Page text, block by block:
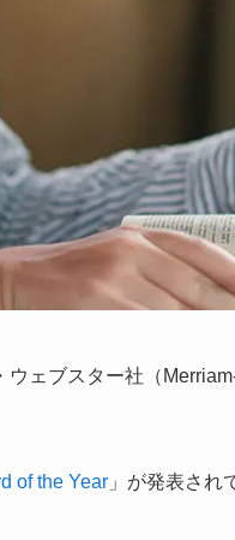
ェブスター社（
of the Year 」が発表され